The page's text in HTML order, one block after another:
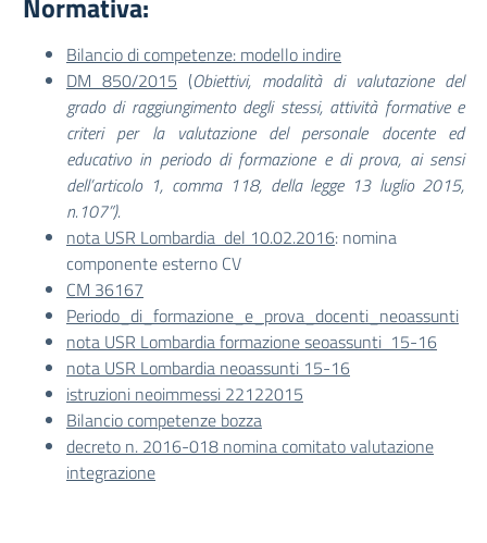
Bilancio di competenze: modello indire
DM 850/2015 (Obiettivi, modalità di valutazione del
grado di raggiungimento degli stessi, attività formative e
criteri per la valutazione del personale docente ed
educativo in periodo di formazione e di prova, ai sensi
dell’articolo 1, comma 118, della legge 13 luglio 2015,
n.107”).
nota USR Lombardia del 10.02.2016: nomina
componente esterno CV
CM 36167
Periodo_di_formazione_e_prova_docenti_neoassunti
nota USR Lombardia formazione seoassunti 15-16
nota USR Lombardia neoassunti 15-16
istruzioni neoimmessi 22122015
Bilancio competenze bozza
decreto n. 2016-018 nomina comitato valutazione
integrazione